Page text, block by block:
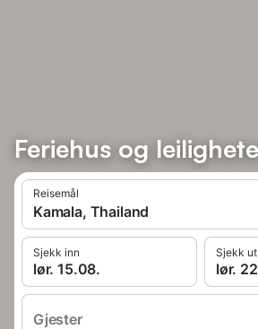
Feriehus og
Reisemål
Kamala, Thailand
Sjekk inn
lør. 15.08.
Sjekk ut
lør.
Gjester